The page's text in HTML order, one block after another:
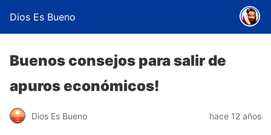
Dios Es Bueno
Buenos consejos para salir de
apuros económicos!
Dios Es Bueno hace 12 años